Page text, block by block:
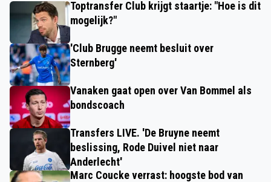
Toptransfer Club krijgt staartje: "Hoe is dit
mogelijk?"
'Club Brugge neemt besluit over
Sternberg'
Vanaken gaat open over Van Bommel als
bondscoach
Transfers LIVE. 'De Bruyne neemt
beslissing, Rode Duivel niet naar
Anderlecht'
Marc Coucke verrast: hoogste bod van